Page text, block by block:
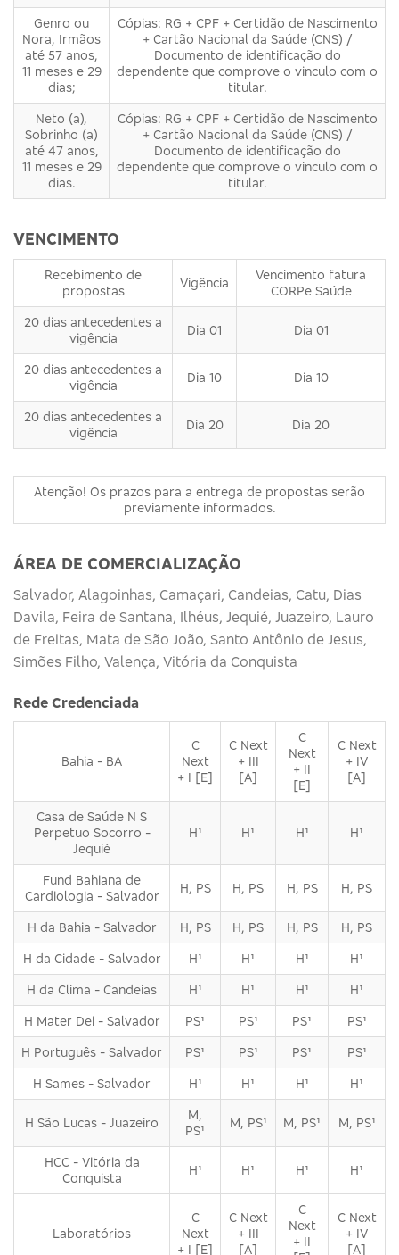
Genro ou
Nora, Irmãos
até 57 anos,
11 meses e 29
dias;
Cópias: RG + CPF + Certidão de Nascimento
+ Cartão Nacional da Saúde (CNS) /
Documento de identificação do
dependente que comprove o vinculo com o
titular.
Neto (a),
Sobrinho (a)
até 47 anos,
11 meses e 29
dias.
Cópias: RG + CPF + Certidão de Nascimento
+ Cartão Nacional da Saúde (CNS) /
Documento de identificação do
dependente que comprove o vinculo com o
titular.
VENCIMENTO
Recebimento de
propostas
Vigência
Vencimento fatura
CORPe Saúde
20 dias antecedentes a
vigência
Dia 01 Dia 01
20 dias antecedentes a
vigência
Dia 10 Dia 10
20 dias antecedentes a
vigência
Dia 20 Dia 20
Atenção! Os prazos para a entrega de propostas serão
previamente informados.
ÁREA DE COMERCIALIZAÇÃO
Salvador, Alagoinhas, Camaçari, Candeias, Catu, Dias
Davila, Feira de Santana, Ilhéus, Jequié, Juazeiro, Lauro
de Freitas, Mata de São João, Santo Antônio de Jesus,
Simões Filho, Valença, Vitória da Conquista
Rede Credenciada
Bahia - BA
C
Next
+ I [E]
C Next
+ III
[A]
C
Next
+ II
[E]
C Next
+ IV
[A]
Casa de Saúde N S
Perpetuo Socorro -
Jequié
H¹ H¹ H¹ H¹
Fund Bahiana de
Cardiologia - Salvador
H, PS H, PS H, PS H, PS
H da Bahia - Salvador H, PS H, PS H, PS H, PS
H da Cidade - Salvador H¹ H¹ H¹ H¹
H da Clima - Candeias H¹ H¹ H¹ H¹
H Mater Dei - Salvador PS¹ PS¹ PS¹ PS¹
H Português - Salvador PS¹ PS¹ PS¹ PS¹
H Sames - Salvador H¹ H¹ H¹ H¹
H São Lucas - Juazeiro
M,
PS¹
M, PS¹ M, PS¹ M, PS¹
HCC - Vitória da
Conquista
H¹ H¹ H¹ H¹
Laboratórios
C
Next
+ I [E]
C Next
+ III
[A]
C
Next
+ II
C Next
+ IV
[A]